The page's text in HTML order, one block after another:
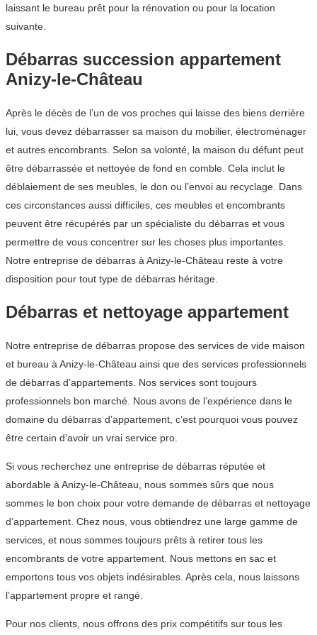
laissant le bureau prêt pour la rénovation ou pour la location
suivante.
Débarras succession appartement
Anizy-le-Château
Après le décès de l’un de vos proches qui laisse des biens derrière
lui, vous devez débarrasser sa maison du mobilier, électroménager
et autres encombrants. Selon sa volonté, la maison du défunt peut
être débarrassée et nettoyée de fond en comble. Cela inclut le
déblaiement de ses meubles, le don ou l’envoi au recyclage. Dans
ces circonstances aussi difficiles, ces meubles et encombrants
peuvent être récupérés par un spécialiste du débarras et vous
permettre de vous concentrer sur les choses plus importantes.
Notre entreprise de débarras à Anizy-le-Château reste à votre
disposition pour tout type de débarras héritage.
Débarras et nettoyage appartement
Notre entreprise de débarras propose des services de vide maison
et bureau à Anizy-le-Château ainsi que des services professionnels
de débarras d’appartements. Nos services sont toujours
professionnels bon marché. Nous avons de l’expérience dans le
domaine du débarras d’appartement, c’est pourquoi vous pouvez
être certain d’avoir un vrai service pro.
Si vous recherchez une entreprise de débarras réputée et
abordable à Anizy-le-Château, nous sommes sûrs que nous
sommes le bon choix pour votre demande de débarras et nettoyage
d’appartement. Chez nous, vous obtiendrez une large gamme de
services, et nous sommes toujours prêts à retirer tous les
encombrants de votre appartement. Nous mettons en sac et
emportons tous vos objets indésirables. Après cela, nous laissons
l’appartement propre et rangé.
Pour nos clients, nous offrons des prix compétitifs sur tous les